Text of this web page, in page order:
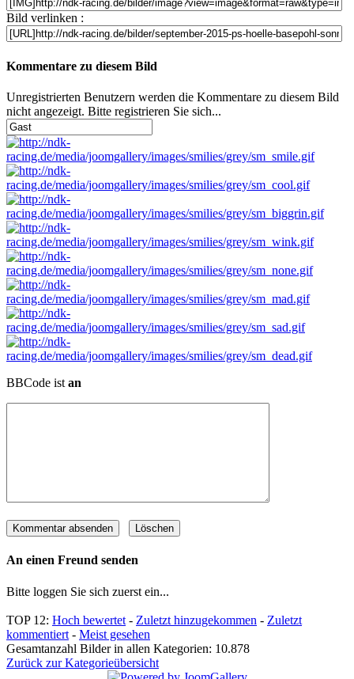
Bild verlinken :
Kommentare zu diesem Bild
Unregistrierten Benutzern werden die Kommentare zu diesem Bild
nicht angezeigt. Bitte registrieren Sie sich...
BBCode ist an
An einen Freund senden
Bitte loggen Sie sich zuerst ein...
TOP 12: Hoch bewertet - Zuletzt hinzugekommen - Zuletzt
kommentiert - Meist gesehen
Gesamtanzahl Bilder in allen Kategorien: 10.878
Zurück zur Kategorieübersicht